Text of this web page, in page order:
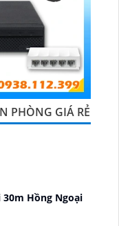
PHÒNG GIÁ RẺ
30m Hồng Ngoại